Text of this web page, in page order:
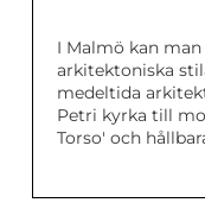
I Malmö kan
arkitektoniska
medeltida
Petri kyrka till
Torso' och